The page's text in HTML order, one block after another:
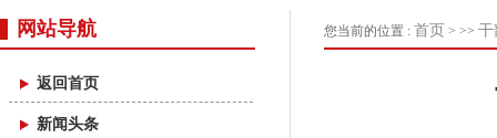
网站导航
返回首页
新闻头条
您当前的位置 : 首页 > >> 干